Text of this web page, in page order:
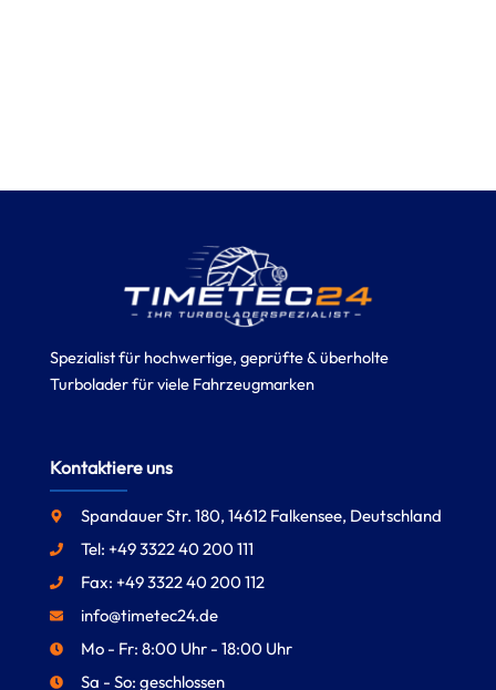
Spezialist für hochwertige, geprüfte & überholte
Turbolader für viele Fahrzeugmarken
Kontaktiere uns
Spandauer Str. 180, 14612 Falkensee, Deutschland
Tel: +49 3322 40 200 111
Fax: +49 3322 40 200 112
info@timetec24.de
Mo - Fr: 8:00 Uhr - 18:00 Uhr
Sa - So: geschlossen